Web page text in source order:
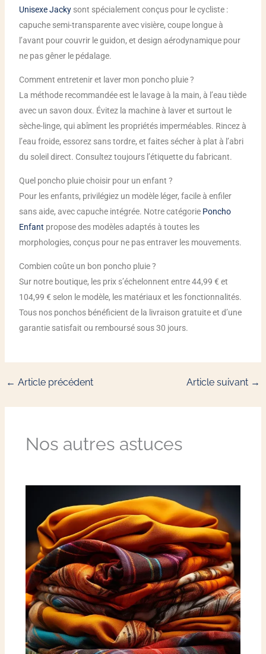
Unisexe Jackysont spécialement conçus pour le cycliste :
capuche semi-transparente avec visière, coupe longue à
l’avant pour couvrir le guidon, et design aérodynamique pour
ne pas gêner le pédalage.
Comment entretenir et laver mon poncho pluie ?
La méthode recommandée est le lavage à la main, à l’eau tiède
avec un savon doux. Évitez la machine à laver et surtout le
sèche-linge, qui abîment les propriétés imperméables. Rincez à
l’eau froide, essorez sans tordre, et faites sécher à plat à l’abri
du soleil direct. Consultez toujours l’étiquette du fabricant.
Quel poncho pluie choisir pour un enfant ?
Pour les enfants, privilégiez un modèle léger, facile à enfiler
sans aide, avec capuche intégrée. Notre catégorie Poncho
Enfant propose des modèles adaptés à toutes les
morphologies, conçus pour ne pas entraver les mouvements.
Combien coûte un bon poncho pluie ?
Sur notre boutique, les prix s’échelonnent entre 44,99 € et
104,99 € selon le modèle, les matériaux et les fonctionnalités.
Tous nos ponchos bénéficient de la livraison gratuite et d’une
garantie satisfait ou remboursé sous 30 jours.
← Article précédent Article suivant →
Nos autres astuces